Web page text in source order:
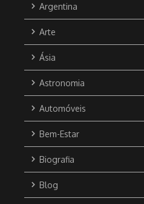
Argentina
Arte
Ásia
Astronomia
Automóveis
Bem-Estar
Biografia
Blog